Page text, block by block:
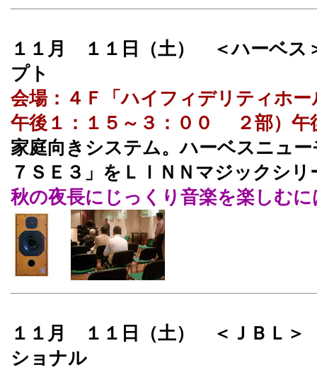
１１月 １１日（土） ＜ハーベ
プト
会場：４Ｆ「ハイフィデリティホ
午後１：１５～３：００ ２部）午
家庭向きシステム。ハーベスニュ
７ＳＥ３」をＬＩＮＮマジックシ
秋の夜長にじっくり音楽を楽しむ
１１月 １１日（土） ＜ＪＢＬ
ショナル